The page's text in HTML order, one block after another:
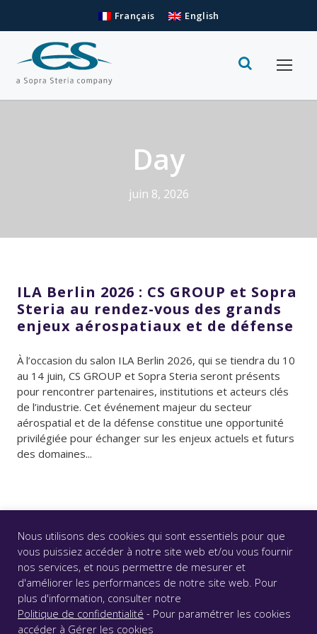
Français English
Day
juin 8, 2026
ILA Berlin 2026 : CS GROUP et Sopra
Steria au rendez-vous des grands
enjeux aérospatiaux et de défense
À l’occasion du salon ILA Berlin 2026, qui se tiendra du 10
au 14 juin, CS GROUP et Sopra Steria seront présents
pour rencontrer partenaires, institutions et acteurs clés
de l’industrie. Cet événement majeur du secteur
aérospatial et de la défense constitue une opportunité
privilégiée pour échanger sur les enjeux actuels et futurs
des domaines...
© CS GROUP 2026. Tous droits réservés |
Mentions légales|Accessibilité : partiellement conforme
Nous utilisons des cookies qui sont essentiels pour que
vous puissiez accéder à notre site web et/ou vous fournir
nos services, et nous permettre de mesurer et
d'améliorer les performances de notre site web. Pour
plus d'information, consulter notre
Politique de confidentialité - Pour paramétrer les cookies
accéder à Gérer les cookies